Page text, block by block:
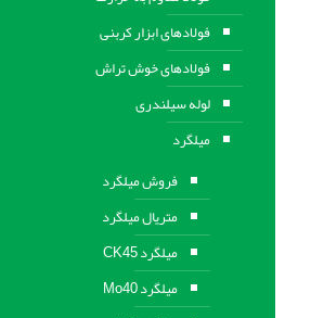
فولادهای ابزار کربنی
فولادهای خوش تراش
لوله سیلندری
میلگرد
فروش میلگرد
متریال میلگرد
میلگرد CK45
میلگرد Mo40